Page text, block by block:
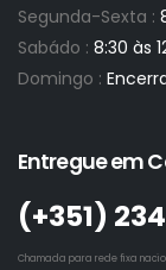
Segunda-Sexta :
Sabádo : 8:30 às
Domingo :
Entregue em
(+351)­
Chamada para rede fixa